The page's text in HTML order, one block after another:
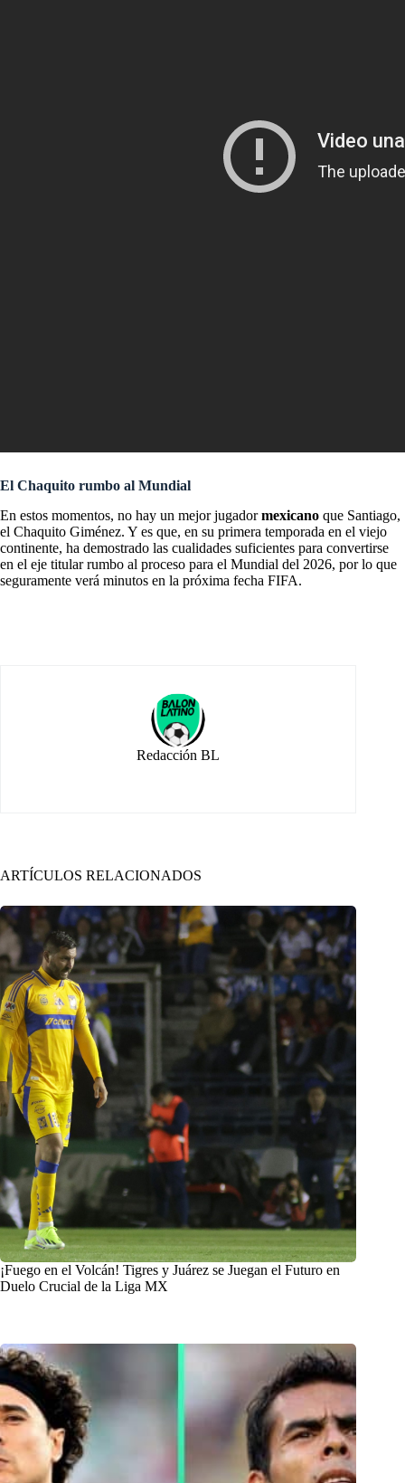
El Chaquito rumbo al Mundial
En estos momentos, no hay un mejor jugadormexicano que Santiago,
el Chaquito Giménez. Y es que, en su primera temporada en el viejo
continente, ha demostrado las cualidades suficientes para convertirse
en el eje titular rumbo al proceso para el Mundial del 2026, por lo que
seguramente verá minutos en la próxima fecha FIFA.
Redacción BL
ARTÍCULOS RELACIONADOS
¡Fuego en el Volcán! Tigres y Juárez se Juegan el Futuro en
Duelo Crucial de la Liga MX